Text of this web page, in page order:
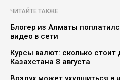
ЧИТАЙТЕ ТАКЖЕ
Блогер из Алматы
видео в сети
Курсы валют: сколько стоит
Казахстана 8 августа